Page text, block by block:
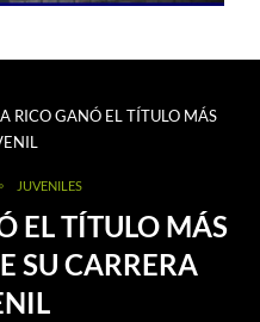
RICO GANÓ EL TÍTULO MÁS
JUVENILES
EL TÍTULO MÁS
SU CARRERA